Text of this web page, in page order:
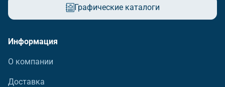
Графические каталоги
Информация
О компании
Доставка